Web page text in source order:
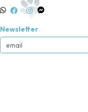
Newsletter